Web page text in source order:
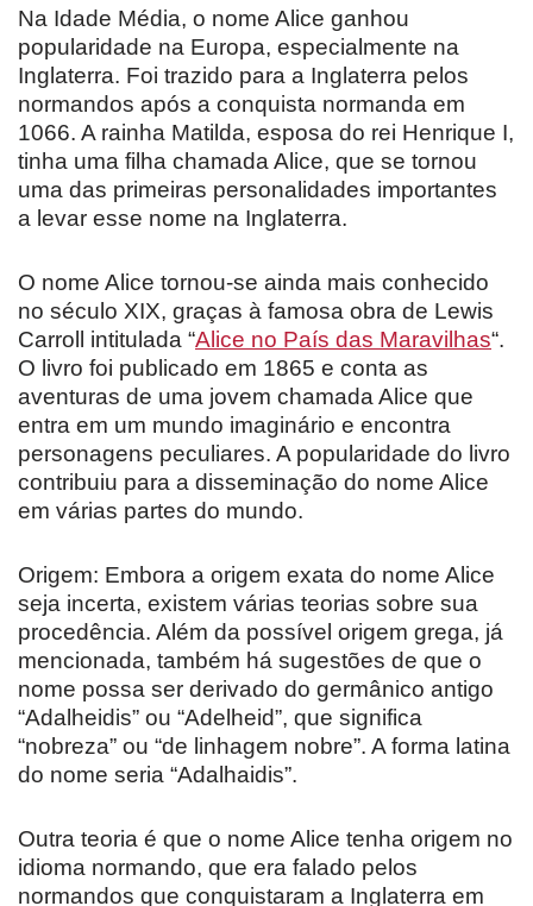
Na Idade Média, o nome Alice ganhou
popularidade na Europa, especialmente na
Inglaterra. Foi trazido para a Inglaterra pelos
normandos após a conquista normanda em
1066. A rainha Matilda, esposa do rei Henrique I,
tinha uma filha chamada Alice, que se tornou
uma das primeiras personalidades importantes
a levar esse nome na Inglaterra.
O nome Alice tornou-se ainda mais conhecido
no século XIX, graças à famosa obra de Lewis
Carroll intitulada “Alice no País das Maravilhas“.
O livro foi publicado em 1865 e conta as
aventuras de uma jovem chamada Alice que
entra em um mundo imaginário e encontra
personagens peculiares. A popularidade do livro
contribuiu para a disseminação do nome Alice
em várias partes do mundo.
Origem: Embora a origem exata do nome Alice
seja incerta, existem várias teorias sobre sua
procedência. Além da possível origem grega, já
mencionada, também há sugestões de que o
nome possa ser derivado do germânico antigo
“Adalheidis” ou “Adelheid”, que significa
“nobreza” ou “de linhagem nobre”. A forma latina
do nome seria “Adalhaidis”.
Outra teoria é que o nome Alice tenha origem no
idioma normando, que era falado pelos
normandos que conquistaram a Inglaterra em